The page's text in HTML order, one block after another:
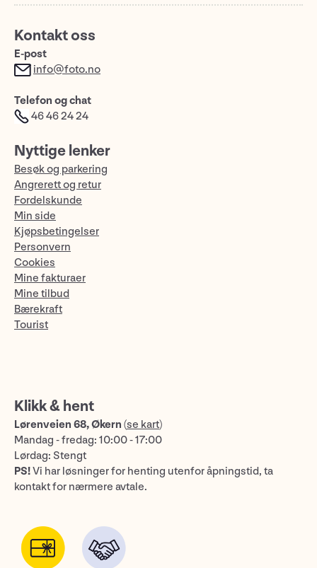
Kontakt oss
E-post
info@foto.no
Telefon og chat
46 46 24 24
Nyttige lenker
Besøk og parkering
Angrerett og retur
Fordelskunde
Min side
Kjøpsbetingelser
Personvern
Cookies
Mine fakturaer
Mine tilbud
Bærekraft
Tourist
Klikk & hent
Lørenveien 68, Økern (se kart)
Mandag - fredag: 10:00 - 17:00
Lørdag: Stengt
PS!Vi har løsninger for henting utenfor åpningstid, ta
kontakt for nærmere avtale.